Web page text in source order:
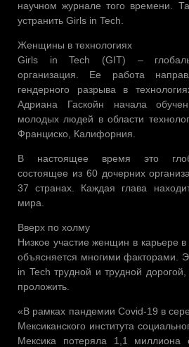
научном журнале того времени.
устранить Girls in Tech.
Женщины в технологиях
Girls in Tech (GIT) –
организация. Ее работа
гендерного разрыва в
Адриана Гаскойн начала
молодых людей в области
Франциско, Калифорния.
В настоящее время это
состоящее из 60 дочерних
37 странах. Каждая глава
мира.
Вверх по холму
Низкое участие женщин в карьере
объясняется многими факторами.
in Tech трудной и трудной
проложить.
«В рамках пандемии Covid-19 в
Мексиканского института
Мексика потеряла 1,1 миллиона